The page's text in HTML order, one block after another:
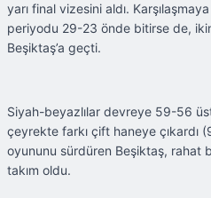
yarı final vizesini aldı. Karşılaşmaya
periyodu 29-23 önde bitirse de,
Beşiktaş’a geçti.
Siyah-beyazlılar devreye 59-56
çeyrekte farkı çift haneye çıkardı
oyununu sürdüren Beşiktaş, rahat
takım oldu.